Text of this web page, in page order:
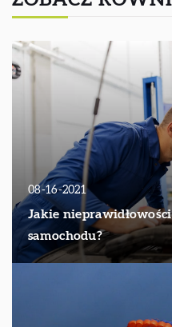
08-16-2021
Jakie
samochodu?